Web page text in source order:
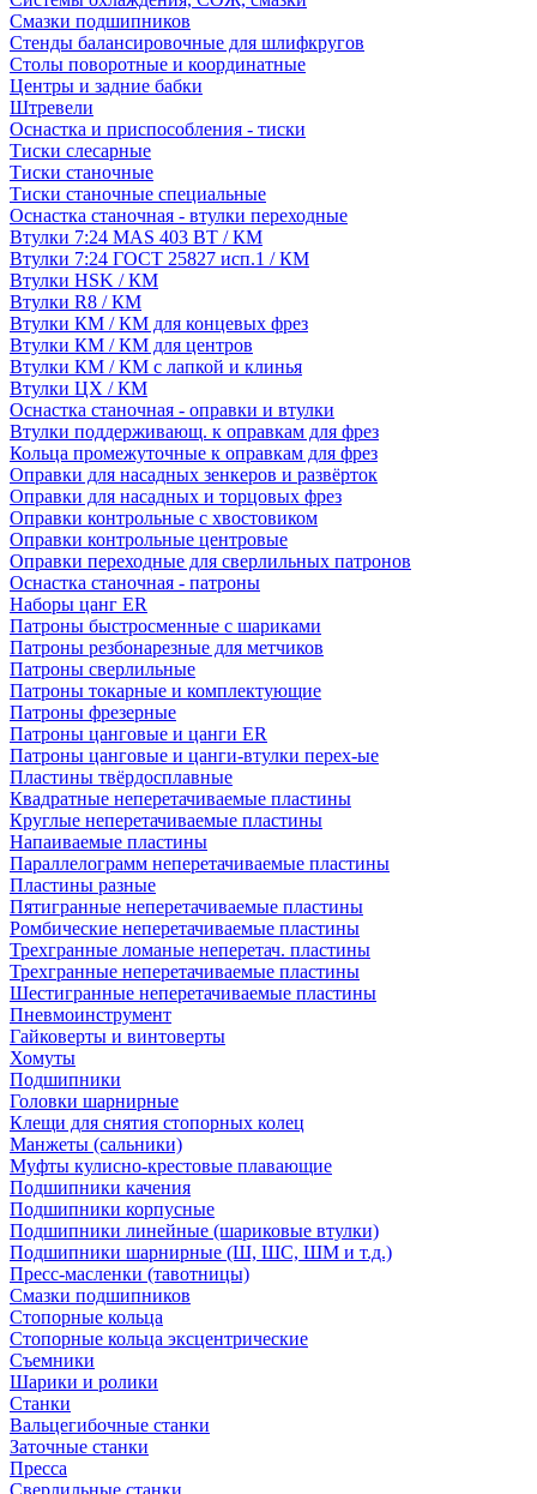
Смазки подшипников
Стенды балансировочные для шлифкругов
Столы поворотные и координатные
Центры и задние бабки
Штревели
Оснастка и приспособления - тиски
Тиски слесарные
Тиски станочные
Тиски станочные специальные
Оснастка станочная - втулки переходные
Втулки 7:24 MAS 403 BT / КМ
Втулки 7:24 ГОСТ 25827 исп.1 / КМ
Втулки HSK / КМ
Втулки R8 / КМ
Втулки КМ / КМ для концевых фрез
Втулки КМ / КМ для центров
Втулки КМ / КМ с лапкой и клинья
Втулки ЦХ / КМ
Оснастка станочная - оправки и втулки
Втулки поддерживающ. к оправкам для фрез
Кольца промежуточные к оправкам для фрез
Оправки для насадных зенкеров и развёрток
Оправки для насадных и торцовых фрез
Оправки контрольные с хвостовиком
Оправки контрольные центровые
Оправки переходные для сверлильных патронов
Оснастка станочная - патроны
Наборы цанг ER
Патроны быстросменные с шариками
Патроны резбонарезные для метчиков
Патроны сверлильные
Патроны токарные и комплектующие
Патроны фрезерные
Патроны цанговые и цанги ER
Патроны цанговые и цанги-втулки перех-ые
Пластины твёрдосплавные
Квадратные неперетачиваемые пластины
Круглые неперетачиваемые пластины
Напаиваемые пластины
Параллелограмм неперетачиваемые пластины
Пластины разные
Пятигранные неперетачиваемые пластины
Ромбические неперетачиваемые пластины
Трехгранные ломаные неперетач. пластины
Трехгранные неперетачиваемые пластины
Шестигранные неперетачиваемые пластины
Пневмоинструмент
Гайковерты и винтоверты
Хомуты
Подшипники
Головки шарнирные
Клещи для снятия стопорных колец
Манжеты (сальники)
Муфты кулисно-крестовые плавающие
Подшипники качения
Подшипники корпусные
Подшипники линейные (шариковые втулки)
Подшипники шарнирные (Ш, ШС, ШМ и т.д.)
Пресс-масленки (тавотницы)
Смазки подшипников
Стопорные кольца
Стопорные кольца эксцентрические
Съемники
Шарики и ролики
Станки
Вальцегибочные станки
Заточные станки
Пресса
Сверлильные станки